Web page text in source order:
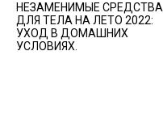
НЕЗАМЕНИМЫЕ СРЕДСТВА
ДЛЯ ТЕЛА НА ЛЕТО 2022:
УХОД В ДОМАШНИХ
УСЛОВИЯХ.